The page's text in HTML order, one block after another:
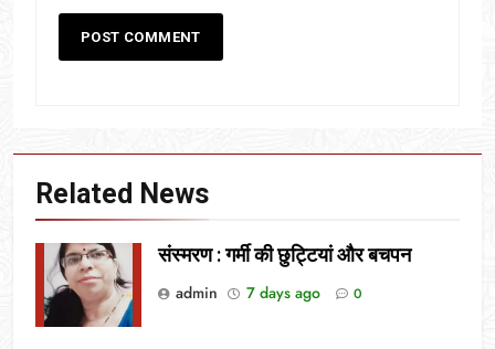
Related News
संस्मरण : गर्मी की छुट्टियां और बचपन
admin
7 days ago 0